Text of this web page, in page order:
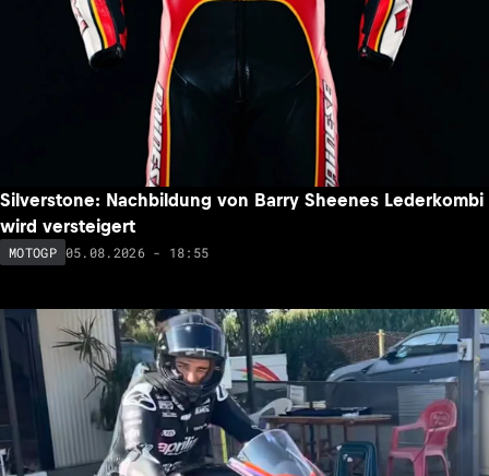
Silverstone: Nachbildung von Barry Sheenes Lederkombi
wird versteigert
MOTOGP 05.08.2026 - 18:55